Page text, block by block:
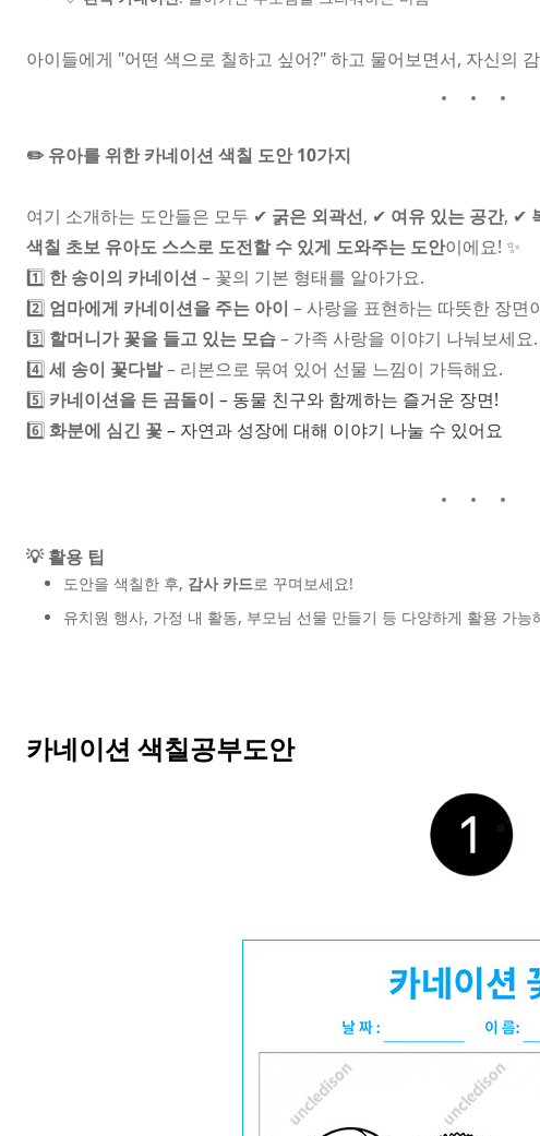
아이들에게 "어떤 색으로 칠하고 싶어?" 하고 물어보면서, 자신의
✏️ 유아를 위한 카네이션 색칠 도안 10가지
여기 소개하는 도안들은 모두 ✔ 굵은 외곽선, ✔ 여유 있는 공간, ✔
색칠 초보 유아도 스스로 도전할 수 있게 도와주는 도안이에요! ✨
1️⃣ 한 송이의 카네이션 – 꽃의 기본 형태를 알아가요.
2️⃣ 엄마에게 카네이션을 주는 아이 – 사랑을 표현하는 따뜻한 장면
3️⃣ 할머니가 꽃을 들고 있는 모습– 가족 사랑을 이야기 나눠보세요.
4️⃣세 송이 꽃다발– 리본으로 묶여 있어 선물 느낌이 가득해요.
5️⃣ 카네이션을 든 곰돌이 – 동물 친구와 함께하는 즐거운 장면!
6️⃣화분에 심긴 꽃– 자연과 성장에 대해 이야기 나눌 수 있어요
💡 활용 팁
도안을 색칠한 후, 감사 카드로 꾸며보세요!
유치원 행사, 가정 내 활동, 부모님 선물 만들기 등 다양하게 활용 가능
카네이션 색칠공부도안